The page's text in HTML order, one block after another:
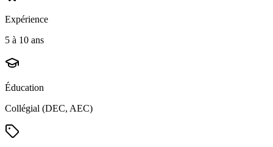
Expérience
5 à 10 ans
Éducation
Collégial (DEC, AEC)